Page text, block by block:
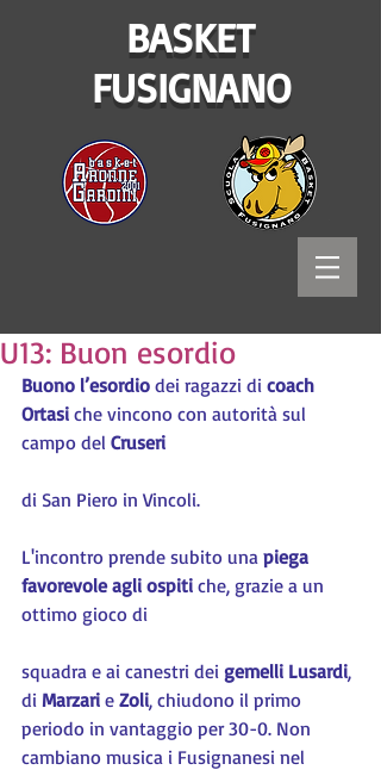
BASKET
FUSIGNANO
U13: Buon esordio
Buono l’esordio dei ragazzi di coach
Ortasi che vincono con autorità sul
campo del Cruseri
di San Piero in Vincoli.
L'incontro prende subito una piega
favorevole agli ospiti che, grazie a un
ottimo gioco di
squadra e ai canestri dei gemelli Lusardi,
di Marzari e Zoli, chiudono il primo
periodo in vantaggio per 30-0. Non
cambiano musica i Fusignanesi nel